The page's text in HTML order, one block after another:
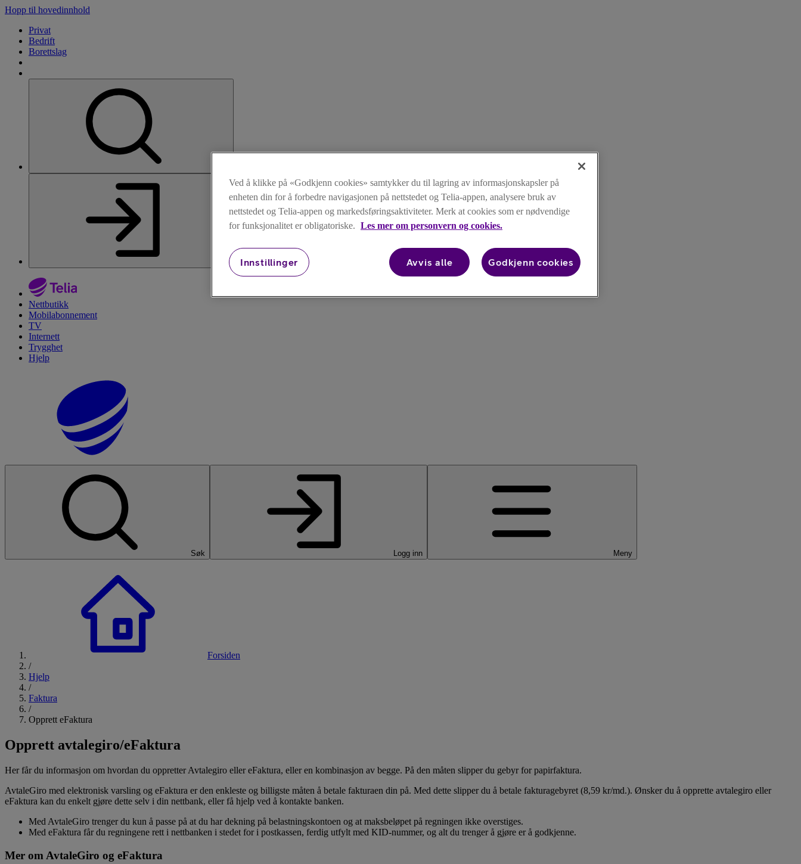
Hopp til hovedinnhold
Privat
Bedrift
Borettslag
Logg inn
Nettbutikk
Mobilabonnement
TV
Internett
Trygghet
Hjelp
Søk Logg inn Meny
Forsiden
/
Hjelp
/
Faktura
/
Opprett eFaktura
Opprett avtalegiro/eFaktura
Her får du informasjon om hvordan du oppretter Avtalegiro eller eFaktura, eller en kombinasjon av begge. På den måten slipper du gebyr for papirfaktura.
AvtaleGiro med elektronisk varsling og eFaktura er den enkleste og billigste måten å betale fakturaen din på. Med dette slipper du å betale fakturagebyret (8,59 kr/md.). Ønsker du å opprette avtalegiro eller
eFaktura kan du enkelt gjøre dette selv i din nettbank, eller få hjelp ved å kontakte banken.
Med AvtaleGiro trenger du kun å passe på at du har dekning på belastningskontoen og at maksbeløpet på regningen ikke overstiges.
Med eFaktura får du regningene rett i nettbanken i stedet for i postkassen, ferdig utfylt med KID-nummer, og alt du trenger å gjøre er å godkjenne.
Mer om AvtaleGiro og eFaktura
Ved å klikke på «Godkjenn cookies» samtykker du til lagring av informasjonskapsler på
enheten din for å forbedre navigasjonen på nettstedet og Telia-appen, analysere bruk av
nettstedet og Telia-appen og markedsføringsaktiviteter. Merk at cookies som er nødvendige
for funksjonalitet er obligatoriske. Les mer om personvern og cookies.
Innstillinger Avvis alle Godkjenn cookies